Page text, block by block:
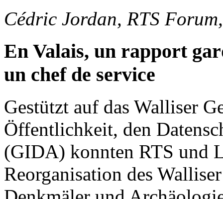
Cédric Jordan, RTS
En Valais, un rapport
un chef de service
Gestützt auf das Walliser
Öffentlichkeit, den
(GIDA) konnten RTS und
Reorganisation des